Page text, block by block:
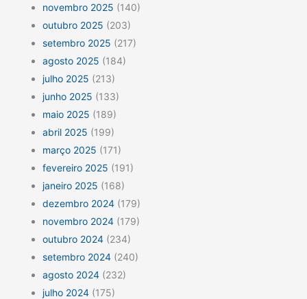
novembro 2025 (140)
outubro 2025 (203)
setembro 2025 (217)
agosto 2025 (184)
julho 2025 (213)
junho 2025 (133)
maio 2025 (189)
abril 2025 (199)
março 2025 (171)
fevereiro 2025 (191)
janeiro 2025 (168)
dezembro 2024 (179)
novembro 2024 (179)
outubro 2024 (234)
setembro 2024 (240)
agosto 2024 (232)
julho 2024 (175)